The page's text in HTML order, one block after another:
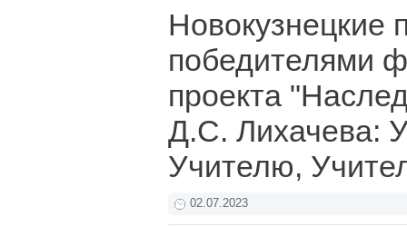
Новокузнецкие
победителями
проекта
Д.С. Лихачева:
Учителю,
02.07.2023